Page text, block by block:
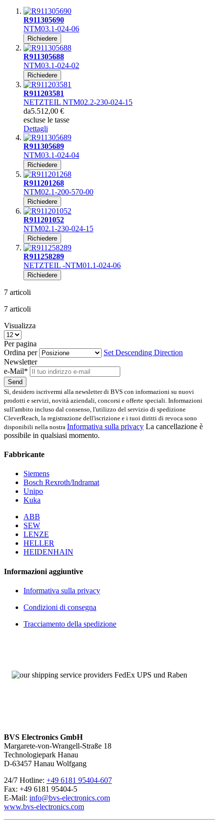
R911305690
NTM03.1-024-06
Richiedere
R911305688
NTM03.1-024-02
Richiedere
R911203581
NETZTEIL NTM02.2-230-024-15
da5.512,00 €
escluse le tasse
Dettagli
R911305689
NTM03.1-024-04
Richiedere
R911201268
NTM02.1-200-570-00
Richiedere
R911201052
NTM02.1-230-024-15
Richiedere
R911258289
NETZTEIL -NTM01.1-024-06
Richiedere
7 articoli
7 articoli
Visualizza
Per pagina
Ordina per
Set Descending Direction
Newsletter
e-Mail*
Send
Sì, desidero iscrivermi alla newsletter di BVS con informazioni su nuovi
prodotti e servizi, novità aziendali, concorsi e offerte speciali. Informazioni
sull'ambito incluso dal consenso, l'utilizzo del servizio di spedizione
CleverReach, la registrazione dell'iscrizione e i tuoi diritti di revoca sono
disponibili nella nostra Informativa sulla privacy La cancellazione è
possibile in qualsiasi momento.
Fabbricante
Siemens
Bosch Rexroth/Indramat
Unipo
Kuka
ABB
SEW
LENZE
HELLER
HEIDENHAIN
Informazioni aggiuntive
Informativa sulla privacy
Condizioni di consegna
Tracciamento della spedizione
BVS Electronics GmbH
Margarete-von-Wrangell-Straße 18
Technologiepark Hanau
D-63457 Hanau Wolfgang
24/7 Hotline: +49 6181 95404-607
Fax: +49 6181 95404-5
E-Mail: info@bvs-electronics.com
www.bvs-electronics.com